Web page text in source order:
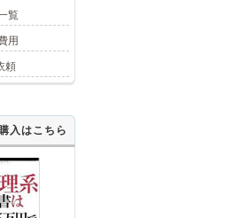
覧
用
頼
入はこちら